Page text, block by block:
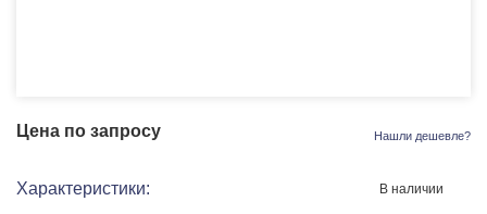
Цена по запросу Нашли дешевле?
Характеристики: В наличии